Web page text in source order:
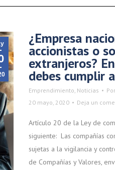
¿Empresa
accionistas o
extranjeros?
debes cumplir
Emprendimiento, Noticias Por
20 mayo, 2020
Deja un
Artículo 20 de la Ley de
siguiente: Las compañías
sujetas a la vigilancia y
de Compañías y Valores,